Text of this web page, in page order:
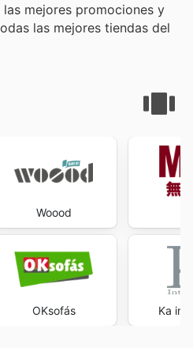
mejores promociones y
las mejores tiendas del
Woood
OKsofás Ka